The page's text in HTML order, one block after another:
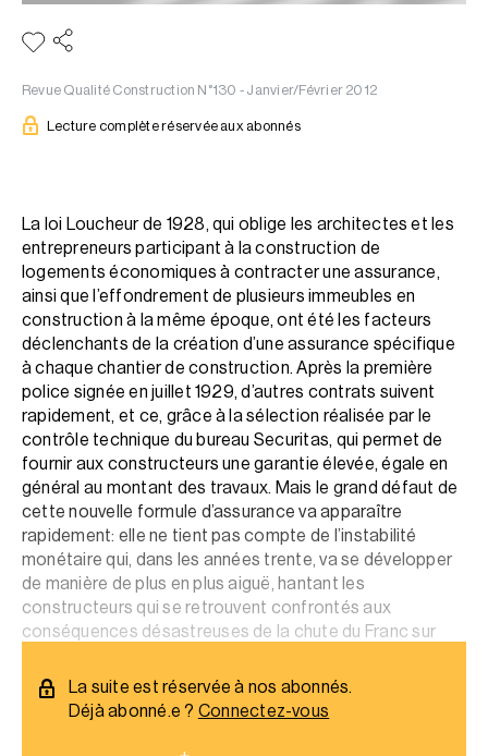
Revue Qualité Construction N°130 - Janvier/Février 2012
Lecture complète réservée aux abonnés
La loi Loucheur de 1928, qui oblige les architectes et les
entrepreneurs participant à la construction de
logements économiques à contracter une assurance,
ainsi que l’effondrement de plusieurs immeubles en
construction à la même époque, ont été les facteurs
déclenchants de la création d’une assurance spécifique
à chaque chantier de construction. Après la première
police signée en juillet 1929, d’autres contrats suivent
rapidement, et ce, grâce à la sélection réalisée par le
contrôle technique du bureau Securitas, qui permet de
fournir aux constructeurs une garantie élevée, égale en
général au montant des travaux. Mais le grand défaut de
cette nouvelle formule d’assurance va apparaître
rapidement: elle ne tient pas compte de l’instabilité
monétaire qui, dans les années trente, va se développer
de manière de plus en plus aiguë, hantant les
constructeurs qui se retrouvent confrontés aux
conséquences désastreuses de la chute du Franc sur
La suite est réservée à nos abonnés.
Déjà abonné.e ? Connectez-vous